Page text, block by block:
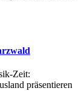
Zeit:
präsentieren